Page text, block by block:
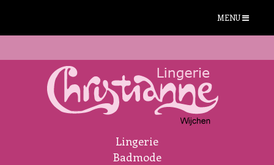
MENU
Lingerie
Badmode